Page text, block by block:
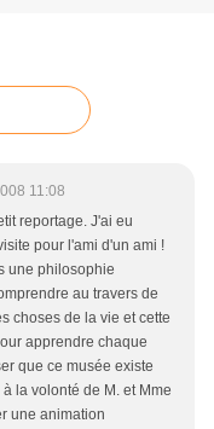
11:08
reportage. J'ai eu
pour l'ami d'un ami !
une philosophie
au travers de
choses de la vie et cette
apprendre chaque
que ce musée existe
la volonté de M. et Mme
une animation